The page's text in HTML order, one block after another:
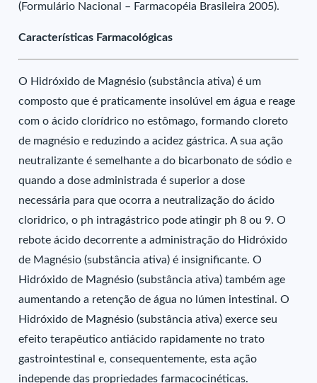
(Formulário Nacional – Farmacopéia Brasileira 2005).
Características Farmacológicas
O Hidróxido de Magnésio (substância ativa) é um
composto que é praticamente insolúvel em água e reage
com o ácido clorídrico no estômago, formando cloreto
de magnésio e reduzindo a acidez gástrica. A sua ação
neutralizante é semelhante a do bicarbonato de sódio e
quando a dose administrada é superior a dose
necessária para que ocorra a neutralização do ácido
cloridrico, o ph intragástrico pode atingir ph 8 ou 9. O
rebote ácido decorrente a administração do Hidróxido
de Magnésio (substância ativa) é insignificante. O
Hidróxido de Magnésio (substância ativa) também age
aumentando a retenção de água no lúmen intestinal. O
Hidróxido de Magnésio (substância ativa) exerce seu
efeito terapêutico antiácido rapidamente no trato
gastrointestinal e, consequentemente, esta ação
independe das propriedades farmacocinéticas.